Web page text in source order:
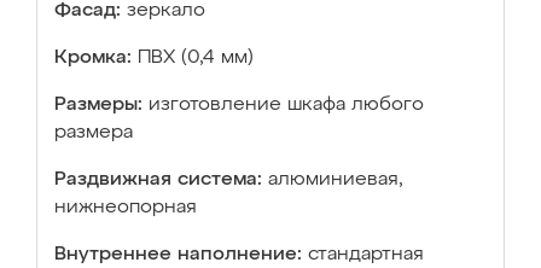
Фасад: зеркало
Кромка: ПВХ (0,4 мм)
Размеры: изготовление шкафа любого
размера
Раздвижная система: алюминиевая,
нижнеопорная
Внутреннее наполнение: стандартная